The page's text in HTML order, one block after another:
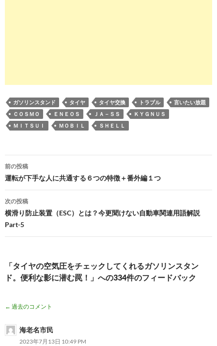
ガソリンスタンド タイヤ タイヤ交換 トラブル
言いたい放題
ＣＯＳＭＯ
ＥＮＥＯＳ ＪＡ－ＳＳ
ＫＹＧＮＵＳ
ＭＩＴＳＵＩ
ＭＯＢＩＬ ＳＨＥＬＬ
投
稿
ナ
ビ
ゲ
シ
ョ
前の投稿
運転が下手な人に共通する６つの特徴＋番外編１つ
次の投稿
横滑り防止装置（ESC）とは？今更聞けない自動車関連用語解説
Part-5
「タイヤの空気圧をチェックしてくれるガソリンスタン
ド。便利な影に潜む罠！」への334件のフィードバック
コ
メ
← 過去のコメント
海老名市民
2023年7月13日 10:49 PM